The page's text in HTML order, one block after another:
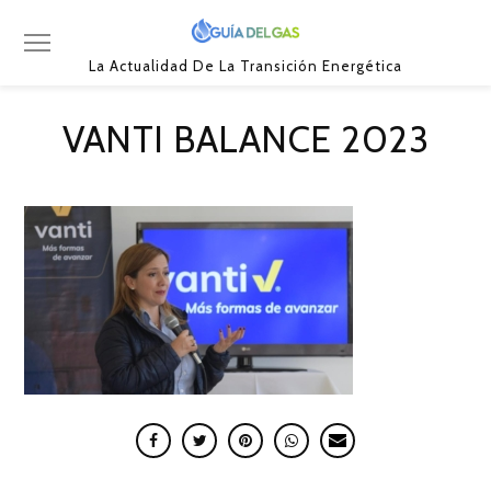
La Actualidad De La Transición Energética
VANTI BALANCE 2023